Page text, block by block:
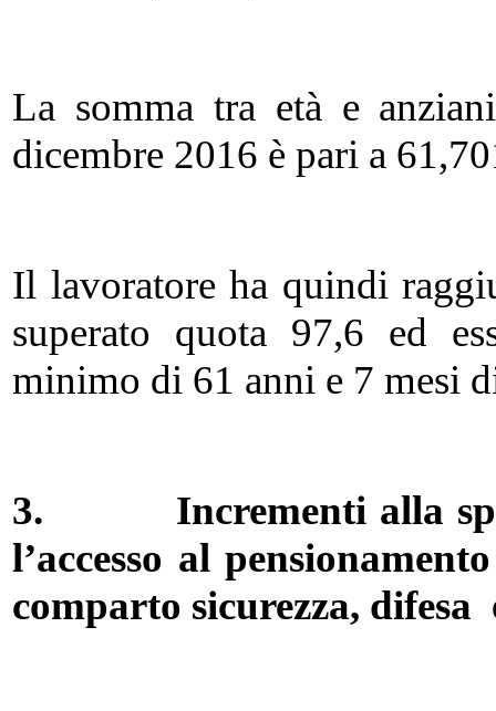
La somma tra età e
dicembre 2016 è pari a
Il lavoratore ha quindi
superato quota 97,6 ed
minimo di 61 anni e 7 mesi
3. Incrementi alla
l’accesso al
comparto sicurezza, difesa